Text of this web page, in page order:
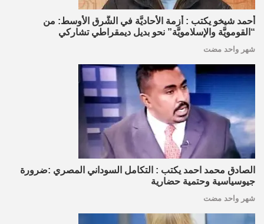
أحمد شيخو يكتب : أزمة الأحاديَّة في الشَّرق الأوسط: من
“القومويَّة والإسلامويَّة” نحو بديل ديمقراطي تشاركي
شهر واحد مضت
الصادق محمد احمد يكتب : التكامل السوداني المصري :ضرورة
جيوسياسية وحتمية حضارية
شهر واحد مضت